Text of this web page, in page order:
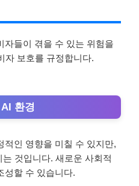
자들이 겪을 수 있는 위험을
자 보호를 규정합니다.
환경
적인 영향을 미칠 수 있지만,
것입니다. 새로운 사회적
성할 수 있습니다.